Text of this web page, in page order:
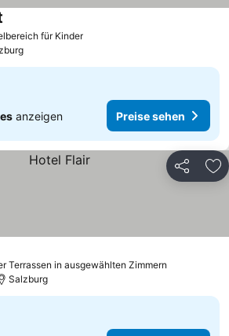
für KinderPreise sehen
anzeigen Preise sehen
Teilen
Terrassen in ausgewählten Zimmern
Salzburg